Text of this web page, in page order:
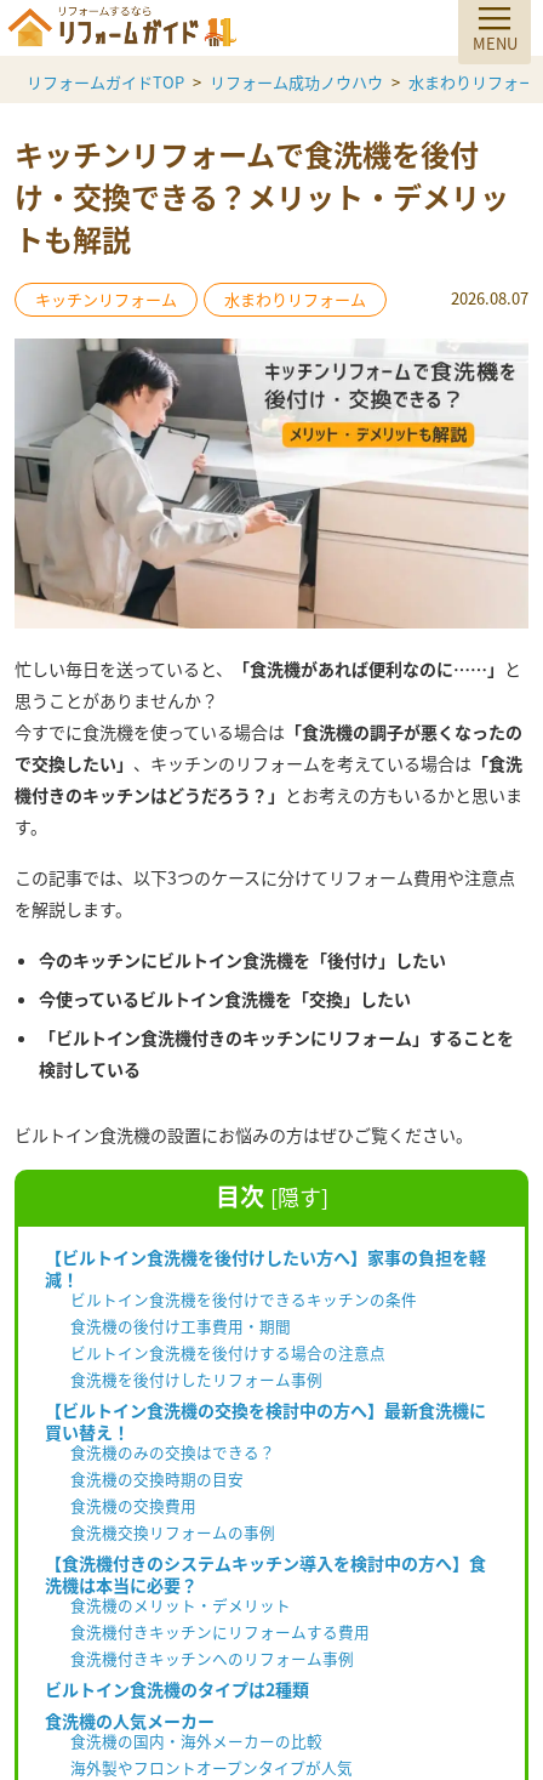
リフォームガイドTOP リフォーム成功ノウハウ 水まわりリフォー
キッチンリフォームで食洗機を後付
け・交換できる？メリット・デメリッ
トも解説
キッチンリフォーム 水まわりリフォーム 2026.08.07
忙しい毎日を送っていると、 「食洗機があれば便利なのに……」 と
思うことがありませんか？
今すでに食洗機を使っている場合は 「食洗機の調子が悪くなったの
で交換したい」 、キッチンのリフォームを考えている場合は 「食洗
機付きのキッチンはどうだろう？」 とお考えの方もいるかと思いま
す。
この記事では、以下3つのケースに分けてリフォーム費用や注意点
を解説します。
今のキッチンにビルトイン食洗機を「後付け」したい
今使っているビルトイン食洗機を「交換」したい
「ビルトイン食洗機付きのキッチンにリフォーム」することを
検討している
ビルトイン食洗機の設置にお悩みの方はぜひご覧ください。
目次 [隠す]
【ビルトイン食洗機を後付けしたい方へ】家事の負担を軽
減！
ビルトイン食洗機を後付けできるキッチンの条件
食洗機の後付け工事費用・期間
ビルトイン食洗機を後付けする場合の注意点
食洗機を後付けしたリフォーム事例
【ビルトイン食洗機の交換を検討中の方へ】最新食洗機に
買い替え！
食洗機のみの交換はできる？
食洗機の交換時期の目安
食洗機の交換費用
食洗機交換リフォームの事例
【食洗機付きのシステムキッチン導入を検討中の方へ】食
洗機は本当に必要？
食洗機のメリット・デメリット
食洗機付きキッチンにリフォームする費用
食洗機付きキッチンへのリフォーム事例
ビルトイン食洗機のタイプは2種類
食洗機の人気メーカー
食洗機の国内・海外メーカーの比較
海外製やフロントオープンタイプが人気